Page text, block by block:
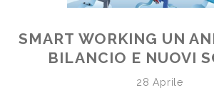
SMART WORKING UN
BILANCIO E NUOVI
28 Aprile